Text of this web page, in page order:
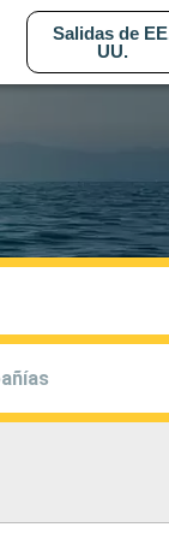
Salidas de
UU.